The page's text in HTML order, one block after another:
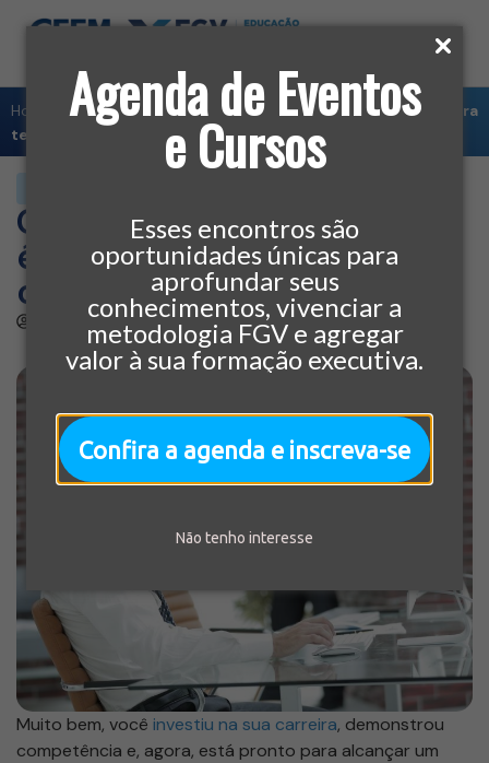
Agenda de Eventos
e Cursos
Esses encontros são
oportunidades únicas para
aprofundar seus
conhecimentos, vivenciar a
metodologia FGV e agregar
valor à sua formação executiva.
Confira a agenda e inscreva-se
Não tenho interesse
Home » Carreira »
Gestão empresarial: o que é preciso para
ter uma carreira de gestor?
Gestão empresarial: o que
é preciso para ter uma
carreira de gestor?
CEEM 30/10/2017
Muito bem, você investiu na sua carreira, demonstrou
competência e, agora, está pronto para alcançar um